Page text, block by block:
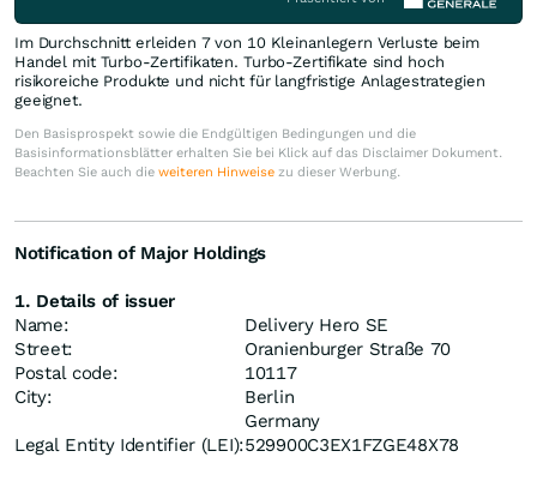
Im Durchschnitt erleiden 7 von 10 Kleinanlegern Verluste beim
Handel mit Turbo-Zertifikaten. Turbo-Zertifikate sind hoch
risikoreiche Produkte und nicht für langfristige Anlagestrategien
geeignet.
Den Basisprospekt sowie die Endgültigen Bedingungen und die
Basisinformationsblätter erhalten Sie bei Klick auf das Disclaimer Dokument.
Beachten Sie auch die weiteren Hinweise zu dieser Werbung.
Notification of Major Holdings
1. Details of issuer
Name:
Delivery Hero SE
Street:
Oranienburger Straße 70
Postal code:
10117
City:
Berlin
Germany
Legal Entity Identifier (LEI):529900C3EX1FZGE48X78